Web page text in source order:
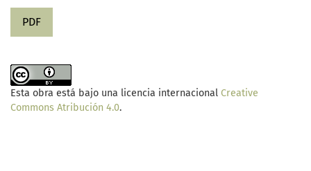
PDF
Esta obra está bajo una licencia internacional Creative
Commons Atribución 4.0.